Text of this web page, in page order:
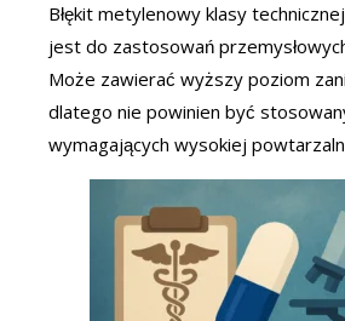
Błękit metylenowy klasy
jest do zastosowań
Może zawierać wyższy poziom
dlatego nie powinien być
wymagających wysokiej